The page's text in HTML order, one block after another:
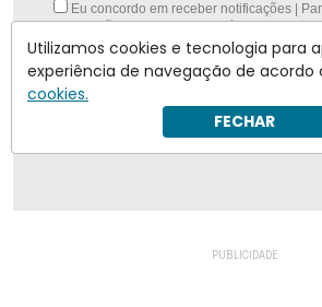
Eu concordo em receber notificações |
informações reveja nossaPolítica de
Enviar
Utilizamos cookies e tecnologia para
experiência de navegação de acordo
cookies.
FECHAR